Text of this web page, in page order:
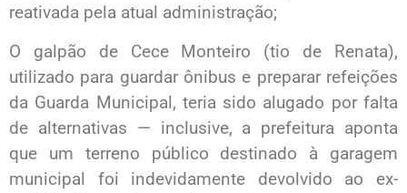
reativada pela atual administração;
O galpão de Cece Monteiro (tio de Renata),
utilizado para guardar ônibus e preparar refeições
da Guarda Municipal, teria sido alugado por falta
de alternativas — inclusive, a prefeitura aponta
que um terreno público destinado à garagem
municipal foi indevidamente devolvido ao ex-